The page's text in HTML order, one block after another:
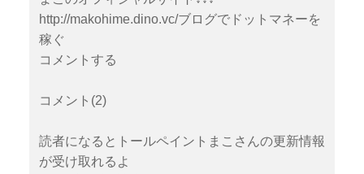
http://makohime.dino.vc/ブログでドットマネーを
稼ぐ
コメントする
コメント(2)
読者になるとトールペイントまこさんの更新情報
が受け取れるよ